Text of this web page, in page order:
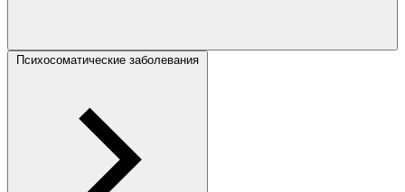
Психосоматические заболевания